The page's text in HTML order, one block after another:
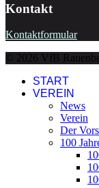
Kontakt
Kontaktformular
© 2026 VfB
START
VEREIN
News
Verein
Der
100